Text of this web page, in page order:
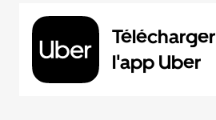
Télécharger
l'app Uber